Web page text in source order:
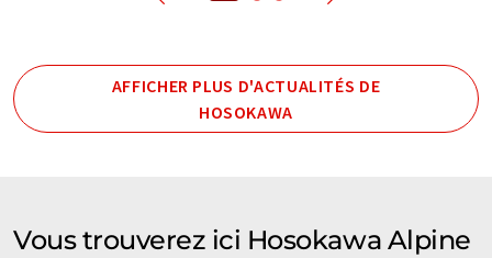
AFFICHER PLUS D'ACTUALITÉS DE
HOSOKAWA
Vous trouverez ici Hosokawa Alpine